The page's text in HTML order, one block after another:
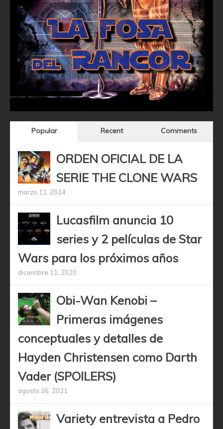
Popular Recent Comments
ORDEN OFICIAL DE LA
SERIE THE CLONE WARS
marzo 11, 2014
Lucasfilm anuncia 10
series y 2 películas de Star
Wars para los próximos años
diciembre 11, 2020
Obi-Wan Kenobi –
Primeras imágenes
conceptuales y detalles de
Hayden Christensen como Darth
Vader (SPOILERS)
agosto 26, 2021
Variety entrevista a Pedro